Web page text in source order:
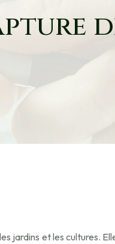
jardins et les cultures.